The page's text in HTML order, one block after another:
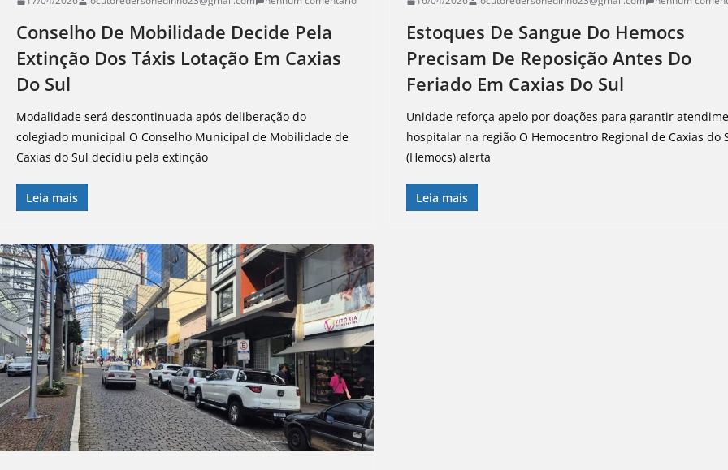
Conselho De Mobilidade Decide Pela
Extinção Dos Táxis Lotação Em Caxias
Do Sul
Modalidade será descontinuada após deliberação do
colegiado municipal O Conselho Municipal de Mobilidade de
Caxias do Sul decidiu pela extinção
Leia mais
Estoques De Sangue Do Hemocs
Precisam De Reposição Antes Do
Feriado Em Caxias Do Sul
Unidade reforça apelo por doações para garantir
hospitalar na região O Hemocentro Regional de Caxias do
(Hemocs) alerta
Leia mais